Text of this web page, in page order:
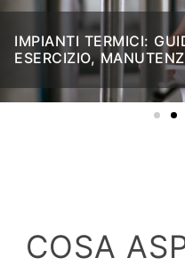
IMPIANTI TERMICI:
ESERCIZIO,
CONTROLLO DI
COSA